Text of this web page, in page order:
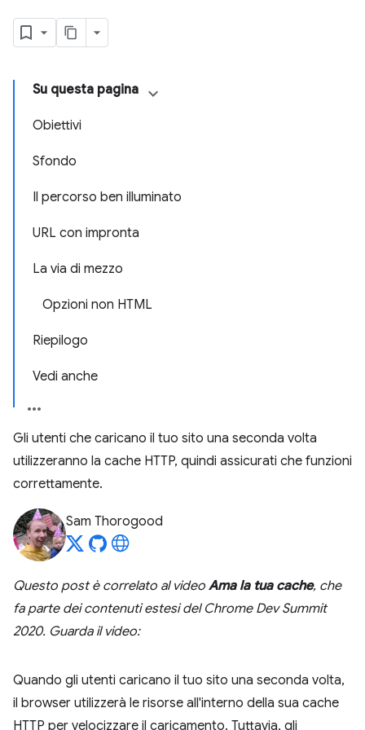
Su questa pagina
Obiettivi
Sfondo
Il percorso ben illuminato
URL con impronta
La via di mezzo
Opzioni non HTML
Riepilogo
Vedi anche
Gli utenti che caricano il tuo sito una seconda volta
utilizzeranno la cache HTTP, quindi assicurati che funzioni
correttamente.
Sam Thorogood
Questo post è correlato al video Ama la tua cache, che
fa parte dei contenuti estesi del Chrome Dev Summit
2020. Guarda il video:
Quando gli utenti caricano il tuo sito una seconda volta,
il browser utilizzerà le risorse all'interno della sua cache
HTTP per velocizzare il caricamento. Tuttavia, gli